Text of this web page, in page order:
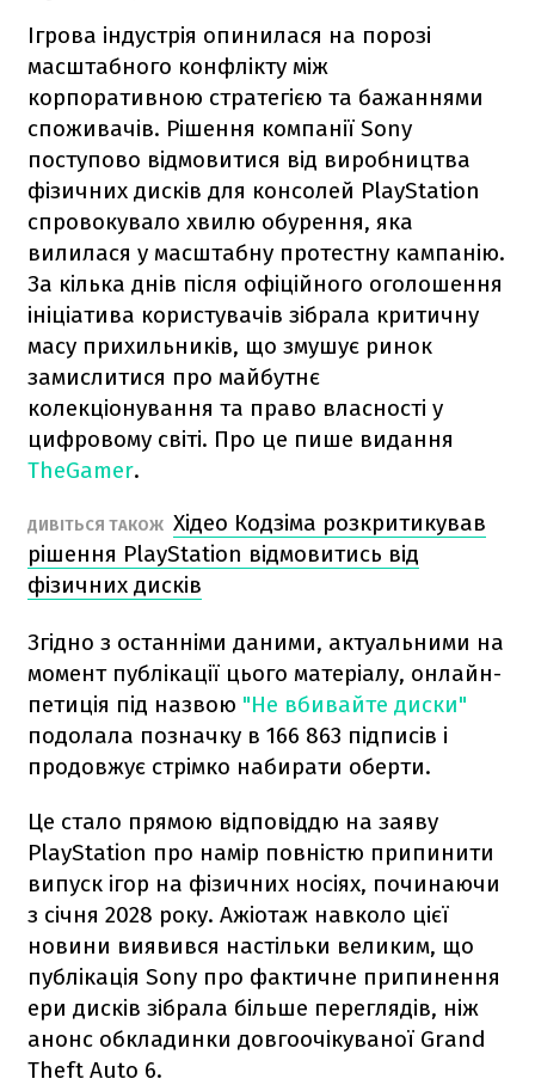
Ігрова індустрія опинилася на порозі
масштабного конфлікту між
корпоративною стратегією та бажаннями
споживачів. Рішення компанії Sony
поступово відмовитися від виробництва
фізичних дисків для консолей PlayStation
спровокувало хвилю обурення, яка
вилилася у масштабну протестну кампанію.
За кілька днів після офіційного оголошення
ініціатива користувачів зібрала критичну
масу прихильників, що змушує ринок
замислитися про майбутнє
колекціонування та право власності у
цифровому світі. Про це пише видання
TheGamer.
ДИВІТЬСЯ ТАКОЖ Хідео Кодзіма розкритикував
рішення PlayStation відмовитись від
фізичних дисків
Згідно з останніми даними, актуальними на
момент публікації цього матеріалу, онлайн-
петиція під назвою "Не вбивайте диски"
подолала позначку в 166 863 підписів і
продовжує стрімко набирати оберти.
Це стало прямою відповіддю на заяву
PlayStation про намір повністю припинити
випуск ігор на фізичних носіях, починаючи
з січня 2028 року. Ажіотаж навколо цієї
новини виявився настільки великим, що
публікація Sony про фактичне припинення
ери дисків зібрала більше переглядів, ніж
анонс обкладинки довгоочікуваної Grand
Theft Auto 6.